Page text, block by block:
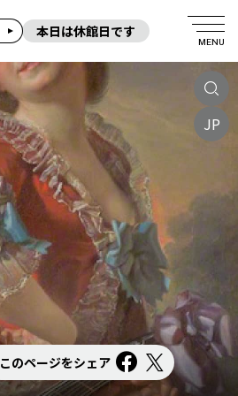
本日は休館日です
MENU
JP
このページをシェア